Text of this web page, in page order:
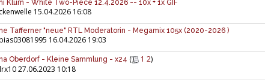
Klum - White Two-Piece 12.4.2026 -- 10x + 1x GIF
15.04.2026 16:08
Tafferner "neue" RTL Moderatorin - Megamix 105x (2020-2026 )
16.04.2026 19:03
Oberdorf - Kleine Sammlung - x24 ( 1 2)
27.06.2023 10:18